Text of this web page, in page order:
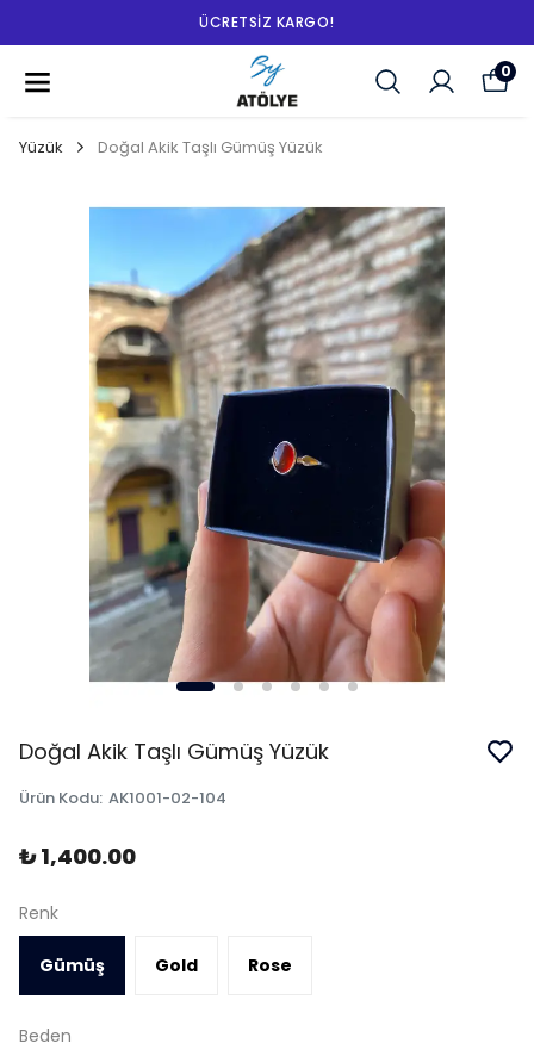
ÜCRETSIZ KARGO!
0
Yüzük Doğal Akik Taşlı Gümüş Yüzük
Doğal Akik Taşlı Gümüş Yüzük
Ürün Kodu: AK1001-02-104
₺ 1,400.00
Renk
Gümüş Gold Rose
Beden